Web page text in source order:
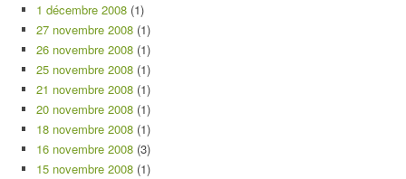
1 décembre 2008 (1)
27 novembre 2008 (1)
26 novembre 2008 (1)
25 novembre 2008 (1)
21 novembre 2008 (1)
20 novembre 2008 (1)
18 novembre 2008 (1)
16 novembre 2008 (3)
15 novembre 2008 (1)